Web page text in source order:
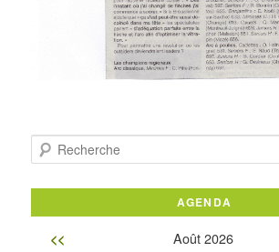
Recherche
AGENDA
<< Août 2026